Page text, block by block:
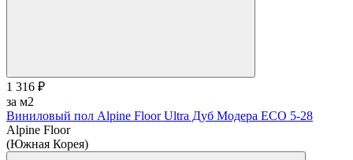
1 316 ₽
за м2
Виниловый пол Alpine Floor Ultra Дуб Модера ЕСО 5-28
Alpine Floor
(Южная Корея)